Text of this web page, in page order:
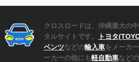
クロスロードは、沖縄最大の
タルサイトです。
トヨタ
ベンツなどの輸入車をメーカ
ーカーの他にも軽自動車など